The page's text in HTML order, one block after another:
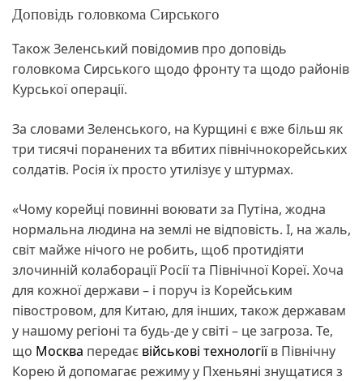
Доповідь головкома Сирського
Також Зеленський повідомив про доповідь
головкома Сирського щодо фронту та щодо районів
Курської операції.
За словами Зеленського, на Курщині є вже більш як
три тисячі поранених та вбитих північнокорейських
солдатів. Росія їх просто утилізує у штурмах.
«Чому корейці повинні воювати за Путіна, жодна
нормальна людина на землі не відповість. І, на жаль,
світ майже нічого не робить, щоб протидіяти
злочинній колаборації Росії та Північної Кореї. Хоча
для кожної держави – і поруч із Корейським
півостровом, для Китаю, для інших, також державам
у нашому регіоні та будь-де у світі – це загроза. Те,
що Москва передає військові технологіїв Північну
Корею й допомагає режиму у Пхеньяні знущатися з